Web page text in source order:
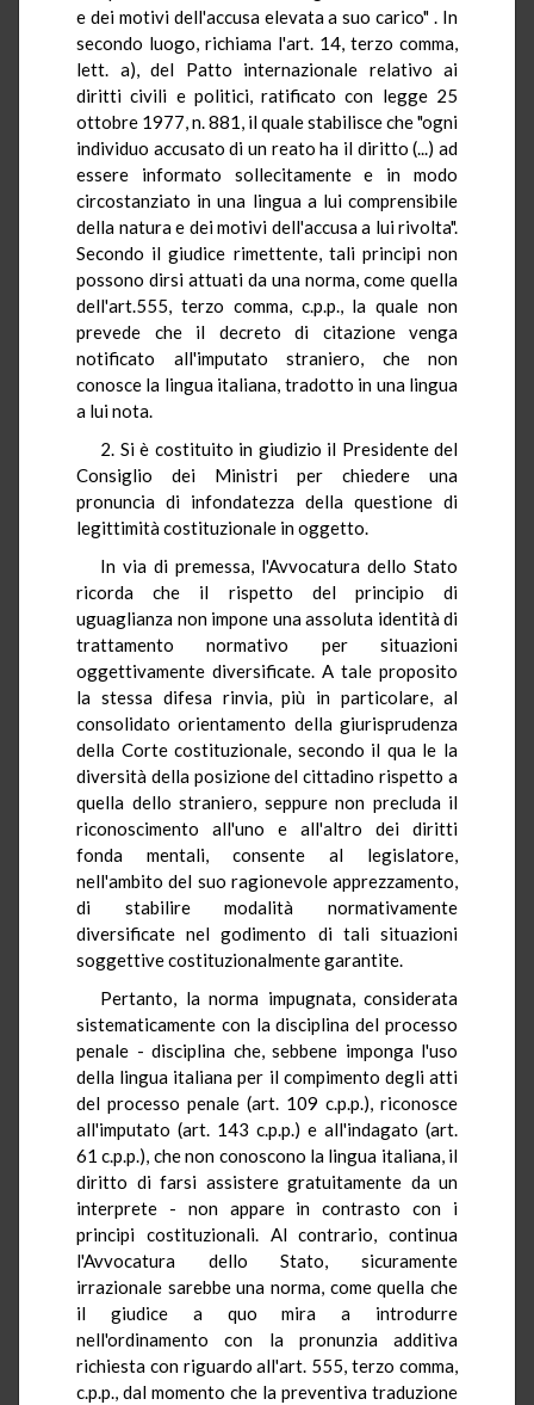
e dei motivi dell'accusa elevata a suo carico" . In
secondo luogo, richiama l'art. 14, terzo comma,
lett. a), del Patto internazionale relativo ai
diritti civili e politici, ratificato con legge 25
ottobre 1977, n. 881, il quale stabilisce che "ogni
individuo accusato di un reato ha il diritto (...) ad
essere informato sollecitamente e in modo
circostanziato in una lingua a lui comprensibile
della natura e dei motivi dell'accusa a lui rivolta".
Secondo il giudice rimettente, tali principi non
possono dirsi attuati da una norma, come quella
dell'art.555, terzo comma, c.p.p., la quale non
prevede che il decreto di citazione venga
notificato all'imputato straniero, che non
conosce la lingua italiana, tradotto in una lingua
a lui nota.
2. Si è costituito in giudizio il Presidente del
Consiglio dei Ministri per chiedere una
pronuncia di infondatezza della questione di
legittimità costituzionale in oggetto.
In via di premessa, l'Avvocatura dello Stato
ricorda che il rispetto del principio di
uguaglianza non impone una assoluta identità di
trattamento normativo per situazioni
oggettivamente diversificate. A tale proposito
la stessa difesa rinvia, più in particolare, al
consolidato orientamento della giurisprudenza
della Corte costituzionale, secondo il qua le la
diversità della posizione del cittadino rispetto a
quella dello straniero, seppure non precluda il
riconoscimento all'uno e all'altro dei diritti
fonda mentali, consente al legislatore,
nell'ambito del suo ragionevole apprezzamento,
di stabilire modalità normativamente
diversificate nel godimento di tali situazioni
soggettive costituzionalmente garantite.
Pertanto, la norma impugnata, considerata
sistematicamente con la disciplina del processo
penale - disciplina che, sebbene imponga l'uso
della lingua italiana per il compimento degli atti
del processo penale (art. 109 c.p.p.), riconosce
all'imputato (art. 143 c.p.p.) e all'indagato (art.
61 c.p.p.), che non conoscono la lingua italiana, il
diritto di farsi assistere gratuitamente da un
interprete - non appare in contrasto con i
principi costituzionali. Al contrario, continua
l'Avvocatura dello Stato, sicuramente
irrazionale sarebbe una norma, come quella che
il giudice a quo mira a introdurre
nell'ordinamento con la pronunzia additiva
richiesta con riguardo all'art. 555, terzo comma,
c.p.p., dal momento che la preventiva traduzione